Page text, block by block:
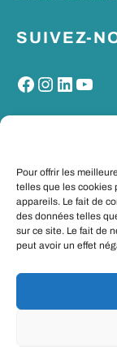
Pour offrir les
telles que les cookies
appareils. Le fait de
des données telles
sur ce site. Le fait de
peut avoir un effet
SUIVEZ-
Facebook Instagram LinkedIn YouTube
MON